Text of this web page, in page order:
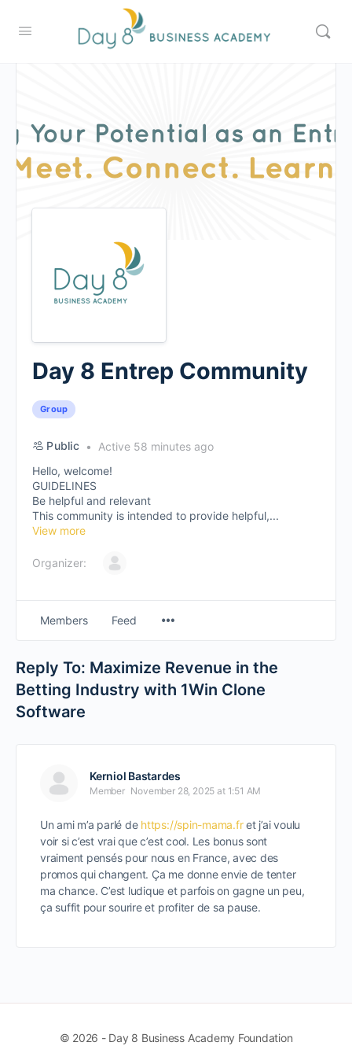
Day 8 Entrep Community
Group
Public
Active 58 minutes ago
Hello, welcome!
GUIDELINES
Be helpful and relevant
This community is intended to provide helpful,...
View more
Organizer:
Members Feed
Reply To: Maximize Revenue in the
Betting Industry with 1Win Clone
Software
Kerniol Bastardes
Member November 28, 2025 at 1:51 AM
Un ami m’a parlé de https://spin-mama.fret j’ai voulu
voir si c’est vrai que c’est cool. Les bonus sont
vraiment pensés pour nous en France, avec des
promos qui changent. Ça me donne envie de tenter
ma chance. C’est ludique et parfois on gagne un peu,
ça suffit pour sourire et profiter de sa pause.
© 2026 - Day 8 Business Academy Foundation